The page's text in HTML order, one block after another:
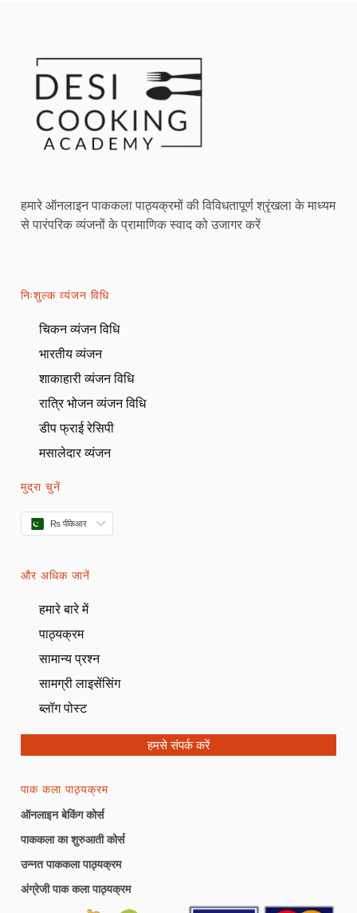
हमारे ऑनलाइन पाककला पाठ्यक्रमों की विविधतापूर्ण श्रृंखला के माध्यम
से पारंपरिक व्यंजनों के प्रामाणिक स्वाद को उजागर करें
निःशुल्क व्यंजन विधि
चिकन व्यंजन विधि
भारतीय व्यंजन
शाकाहारी व्यंजन विधि
रात्रि भोजन व्यंजन विधि
डीप फ्राई रेसिपी
मसालेदार व्यंजन
मुद्रा चुनें
₨ पीकेआर
और अधिक जानें
हमारे बारे में
पाठ्यक्रम
सामान्य प्रश्न
सामग्री लाइसेंसिंग
ब्लॉग पोस्ट
हमसे संपर्क करें
पाक कला पाठ्यक्रम
ऑनलाइन बेकिंग कोर्स
पाककला का शुरुआती कोर्स
उन्नत पाककला पाठ्यक्रम
अंग्रेजी पाक कला पाठ्यक्रम